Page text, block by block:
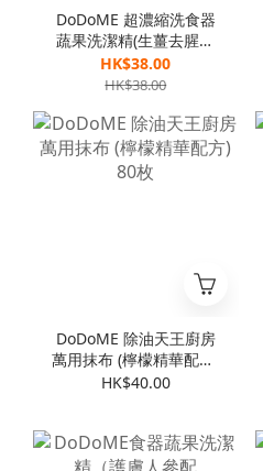
DoDoME 超濃縮洗食器
蔬果洗潔精(生薑去腥配
方) 1000mL
HK$38.00
HK$38.00
DoDoME 除油天王廚房
萬用抹布 (檸檬精華配方)
80枚
HK$40.00